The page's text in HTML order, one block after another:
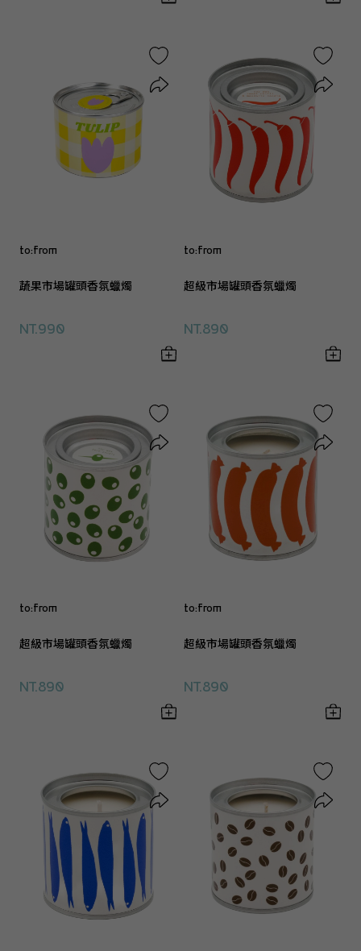
to:from
蔬果市場罐頭香氛蠟燭
NT.990
to:from
超級市場罐頭香氛蠟燭
NT.890
to:from
超級市場罐頭香氛蠟燭
NT.890
to:from
超級市場罐頭香氛蠟燭
NT.890